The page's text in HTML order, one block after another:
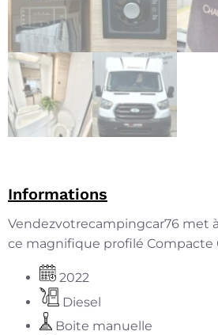
Informations
Vendezvotrecampingcar76 met
ce magnifique profilé Compacte
2022
Diesel
Boite manuelle